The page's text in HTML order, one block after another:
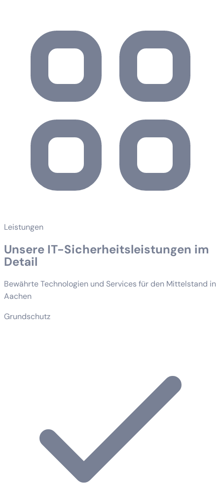
Leistungen
Unsere IT-Sicherheitsleistungen im
Detail
Bewährte Technologien und Services für den Mittelstand in
Aachen
Grundschutz